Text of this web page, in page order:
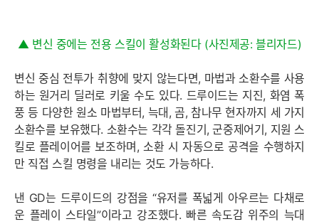
▲ 변신 중에는 전용 스킬이 활성화된다 (사진제공: 블리자드)
변신 중심 전투가 취향에 맞지 않는다면, 마법과 소환수를 사용
하는 원거리 딜러로 키울 수도 있다. 드루이드는 지진, 화염 폭
풍 등 다양한 원소 마법부터, 늑대, 곰, 참나무 현자까지 세 가지
소환수를 보유했다. 소환수는 각각 돌진기, 군중제어기, 지원 스
킬로 플레이어를 보조하며, 소환 시 자동으로 공격을 수행하지
만 직접 스킬 명령을 내리는 것도 가능하다.
낸 GD는 드루이드의 강점을 “유저를 폭넓게 아우르는 다채로
운 플레이 스타일”이라고 강조했다. 빠른 속도감 위주의 늑대